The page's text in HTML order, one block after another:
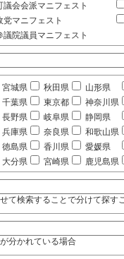
議会会派マニフェスト
党マニフェスト
議院議員マニフェスト
宮城県 秋田県 山形県
千葉県 東京都 神奈川県
長野県 岐阜県 静岡県
兵庫県 奈良県 和歌山県
徳島県 香川県 愛媛県
大分県 宮崎県 鹿児島県
検索することで分けて探す
分かれている場合